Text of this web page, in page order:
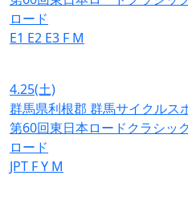
ロード
E1 E2 E3 F M
4.25(土)
群馬県利根郡 群馬サイクルス
第60回東日本ロードクラシッ
ロード
JPT FY M